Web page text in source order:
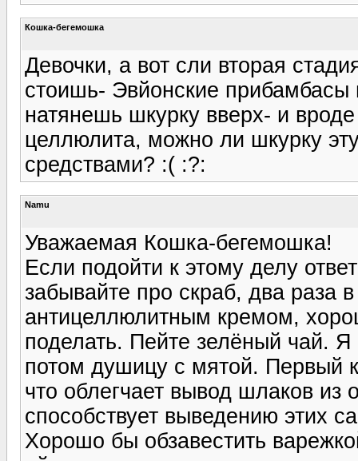
Кошка-бегемошка
Девочки, а вот сли вторая
стоишь- Эвйонские прибамбасы
натянешь шкурку вверх- и
целлюлита, можно ли шкурку
средствами? :( :?:
Namu
Уважаемая Кошка-бегемошка!
Если подойти к этому делу
забывайте про скраб, два раза
антицеллюлитным кремом,
поделать. Пейте зелёный чай.
потом душицу с мятой. Первый
что облегчает вывод шлаков из
способствует выведению этих
Хорошо бы обзавестить